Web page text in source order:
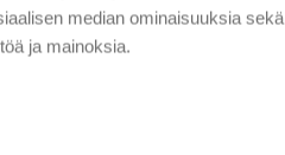
median ominaisuuksia sekä
ja mainoksia.